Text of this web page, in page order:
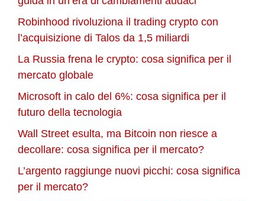
Robinhood rivoluziona il trading crypto con
l’acquisizione di Talos da 1,5 miliardi
La Russia frena le crypto: cosa significa per il
mercato globale
Microsoft in calo del 6%: cosa significa per il
futuro della tecnologia
Wall Street esulta, ma Bitcoin non riesce a
decollare: cosa significa per il mercato?
L’argento raggiunge nuovi picchi: cosa significa
per il mercato?